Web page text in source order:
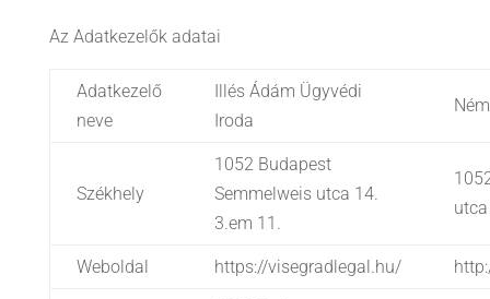
Az Adatkezelők adatai
Adatkezelő
neve
Illés Ádám Ügyvédi
Iroda
Székhely
1052 Budapest
Semmelweis utca 14.
3.em 11.
Weboldal https://visegradlegal.hu/